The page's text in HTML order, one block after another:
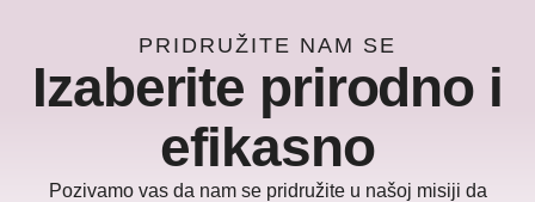
PRIDRUŽITE NAM SE
Izaberite prirodno i
efikasno
Pozivamo vas da nam se pridružite u našoj misiji da